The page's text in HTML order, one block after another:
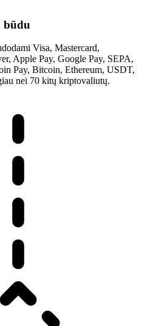
būdu
Visa, Mastercard,
Apple Pay, Google Pay, SEPA,
Pay, Bitcoin, Ethereum, USDT,
nei 70 kitų kriptovaliutų.